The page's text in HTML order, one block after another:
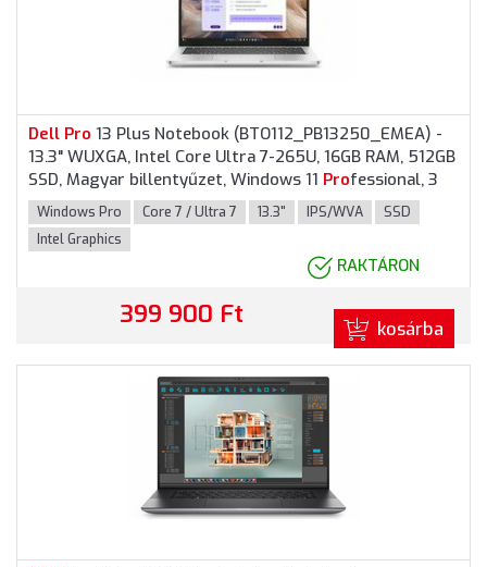
Dell Pro 13 Plus Notebook (BTO112_PB13250_EMEA) -
13.3" WUXGA, Intel Core Ultra 7-265U, 16GB RAM, 512GB
SSD, Magyar billentyűzet, Windows 11 Professional, 3
év garancia, Alumínium színben
Windows Pro Core 7 / Ultra 7 13.3" IPS/WVA
SSD
Intel Graphics
RAKTÁRON
399 900 Ft kosárba